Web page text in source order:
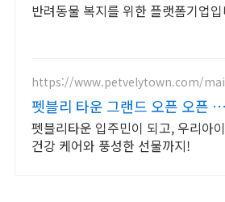
반려동물 복지를 위한 플랫폼기업
https://www.petvelytown.com/
펫블리 타운 그랜드 오픈 오픈 이
벤트 진행 중!
펫블리타운 입주민이 되고, 우리아이
건강 케어와 풍성한 선물까지!